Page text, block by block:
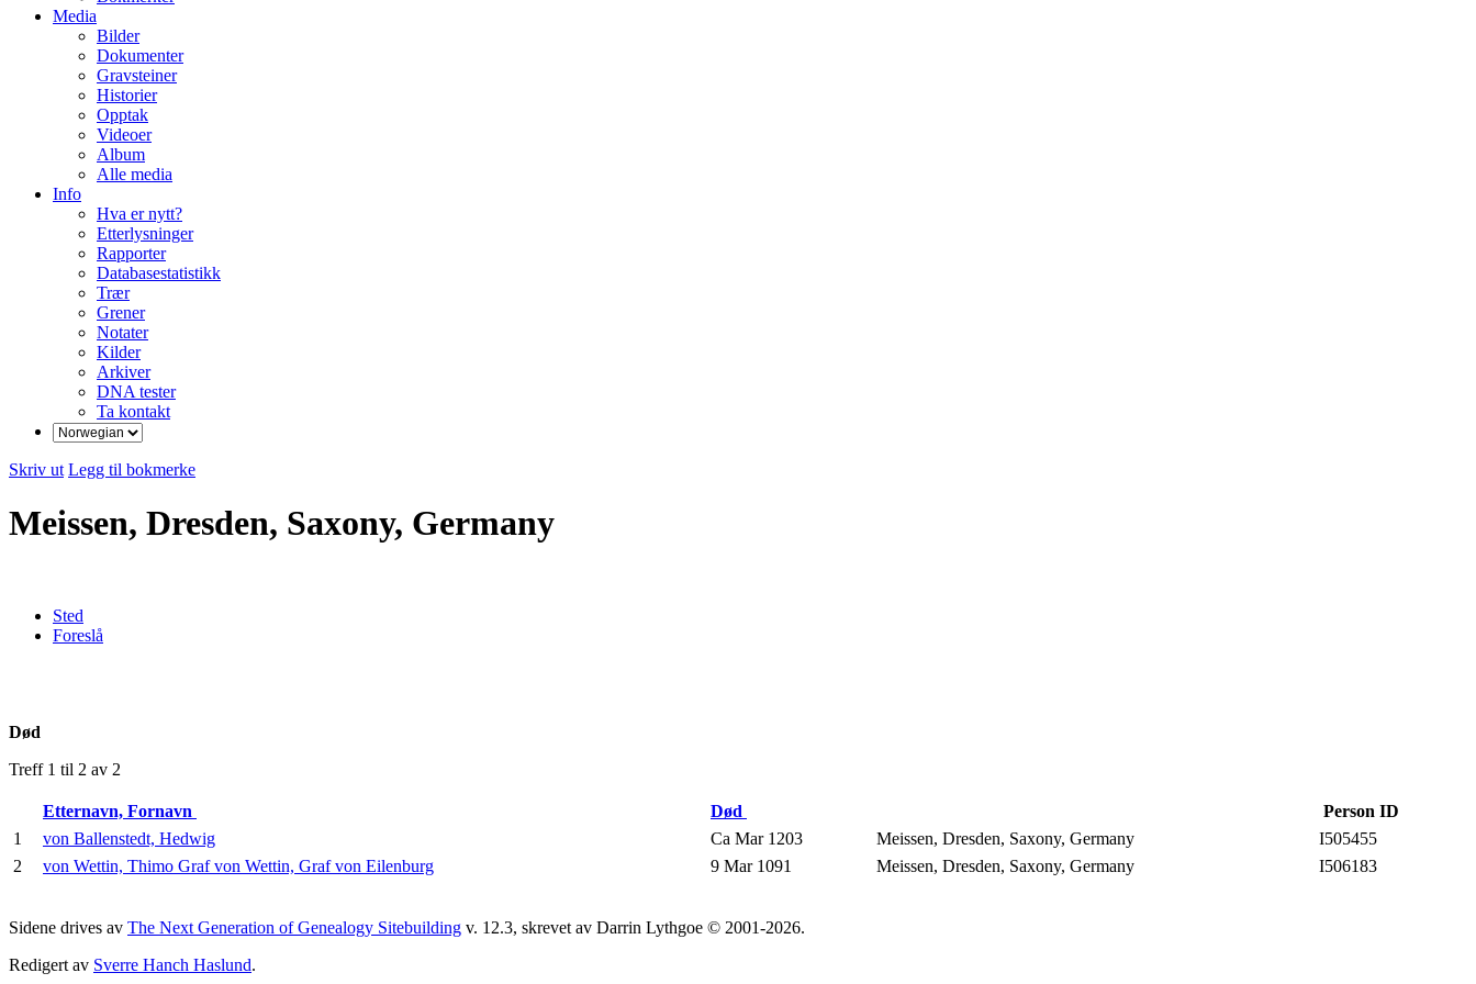
Media
Bilder
Dokumenter
Gravsteiner
Historier
Opptak
Videoer
Album
Alle media
Info
Hva er nytt?
Etterlysninger
Rapporter
Databasestatistikk
Trær
Grener
Notater
Kilder
Arkiver
DNA tester
Ta kontakt
Skriv ut Legg til bokmerke
Meissen, Dresden, Saxony, Germany
Sted
Foreslå
Død
Treff 1 til 2 av 2
Etternavn, Fornavn Død
Person ID
1
von Ballenstedt, Hedwig Ca Mar 1203 Meissen, Dresden, Saxony, Germany
I505455
2
von Wettin, Thimo Graf von Wettin, Graf von Eilenburg 9 Mar 1091 Meissen, Dresden, Saxony, Germany I506183
Sidene drives av The Next Generation of Genealogy Sitebuilding v. 12.3, skrevet av Darrin Lythgoe © 2001-2026.
Redigert av Sverre Hanch Haslund.